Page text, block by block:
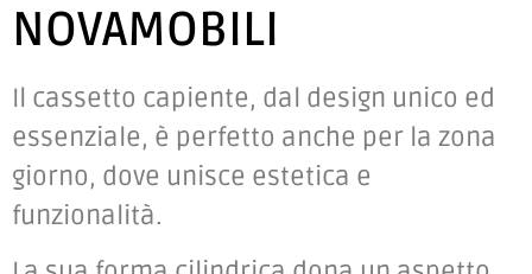
NOVAMOBILI
Il cassetto capiente, dal design unico ed
essenziale, è perfetto anche per la zona
giorno, dove unisce estetica e
funzionalità.